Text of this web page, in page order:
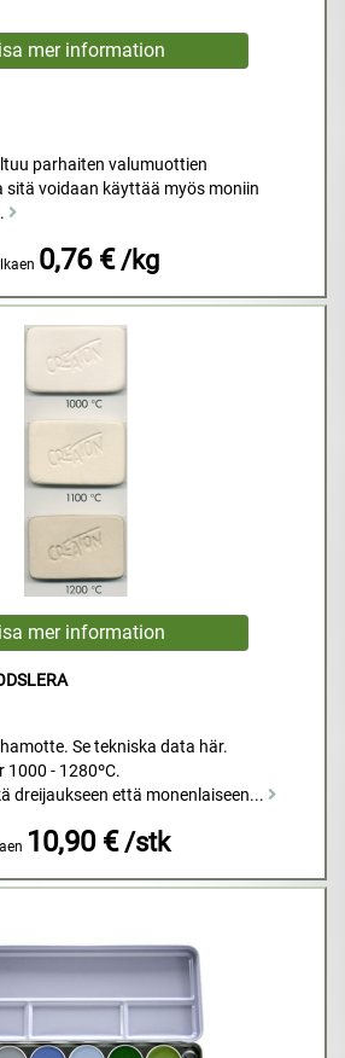
parhaiten valumuottien
sitä voidaan käyttää myös moniin
0,76 € /kg
Se tekniska data här.
- 1280ºC.
dreijaukseen että monenlaiseen...
10,90 € /stk